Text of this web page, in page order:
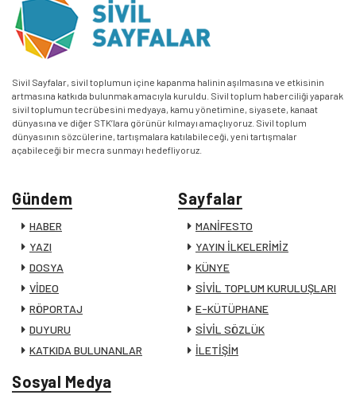
Sivil Sayfalar, sivil toplumun içine kapanma halinin aşılmasına ve etkisinin
artmasına katkıda bulunmak amacıyla kuruldu. Sivil toplum haberciliği yaparak
sivil toplumun tecrübesini medyaya, kamu yönetimine, siyasete, kanaat
dünyasına ve diğer STK’lara görünür kılmayı amaçlıyoruz. Sivil toplum
dünyasının sözcülerine, tartışmalara katılabileceği, yeni tartışmalar
açabileceği bir mecra sunmayı hedefliyoruz.
Gündem
HABER
YAZI
DOSYA
VİDEO
RÖPORTAJ
DUYURU
KATKIDA BULUNANLAR
Sayfalar
MANİFESTO
YAYIN İLKELERİMİZ
KÜNYE
SİVİL TOPLUM KURULUŞLARI
E-KÜTÜPHANE
SİVİL SÖZLÜK
İLETİŞİM
Sosyal Medya